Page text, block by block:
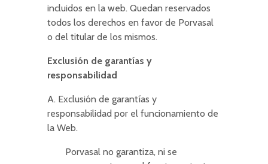
incluidos en la web. Quedan reservados
todos los derechos en favor de Porvasal
o del titular de los mismos.
Exclusión de garantías y
responsabilidad
A. Exclusión de garantías y
responsabilidad por el funcionamiento de
la Web.
Porvasal no garantiza, ni se